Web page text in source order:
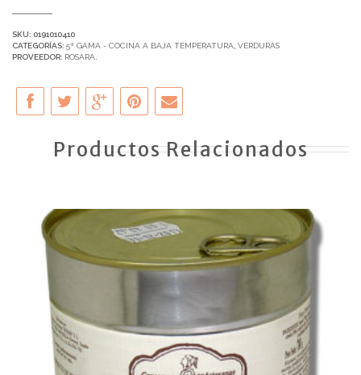
SKU: 0191010410
CATEGORÍAS: 5ª GAMA - COCINA A BAJA TEMPERATURA VERDURAS
PROVEEDOR: ROSARA
Productos Relacionados